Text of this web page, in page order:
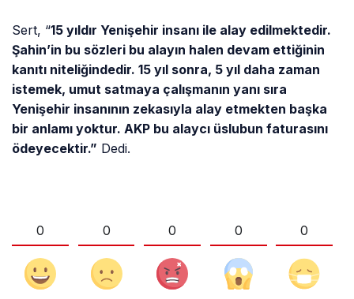
Sert, “15 yıldır Yenişehir insanı ile alay edilmektedir.
Şahin’in bu sözleri bu alayın halen devam ettiğinin
kanıtı niteliğindedir. 15 yıl sonra, 5 yıl daha zaman
istemek, umut satmaya çalışmanın yanı sıra
Yenişehir insanının zekasıyla alay etmekten başka
bir anlamı yoktur. AKP bu alaycı üslubun faturasını
ödeyecektir.” Dedi.
0 0 0 0 0